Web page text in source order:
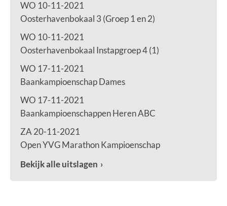
WO 10-11-2021
Oosterhavenbokaal 3 (Groep 1 en 2)
WO 10-11-2021
Oosterhavenbokaal Instapgroep 4 (1)
WO 17-11-2021
Baankampioenschap Dames
WO 17-11-2021
Baankampioenschappen Heren ABC
ZA 20-11-2021
Open YVG Marathon Kampioenschap
Bekijk alle uitslagen